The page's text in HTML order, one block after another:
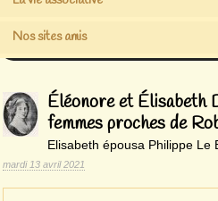
Nos sites amis
Éléonore et Élisabeth
femmes proches de
Elisabeth épousa Philippe Le
mardi 13 avril 2021